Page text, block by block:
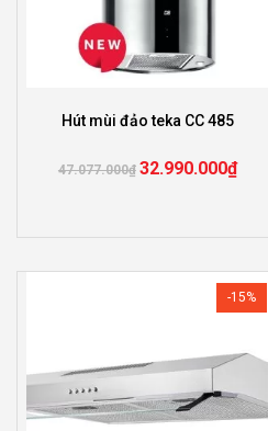
Hút mùi đảo teka CC 485
47.077.000₫ 32.990.000₫
-15%